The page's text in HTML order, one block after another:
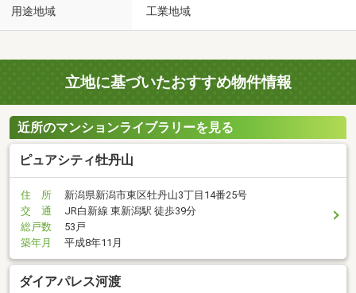
用途地域 工業地域
立地に基づいたおすすめ物件情報
近所のマンションライブラリーを見る
ピュアシティ牡丹山
住 所
新潟県新潟市東区牡丹山3丁目14番25号
交 通
JR白新線 東新潟駅 徒歩39分
総戸数
53戸
築年月
平成8年11月
ダイアパレス河渡